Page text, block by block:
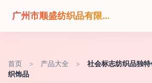
广州市顺盛纺织品有限公司
首页 > 产品大全 >
社会标志纺织品独
织饰品